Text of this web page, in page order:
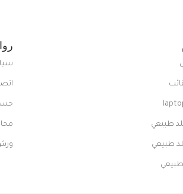
طبيعي
طبيعي
طبيعي